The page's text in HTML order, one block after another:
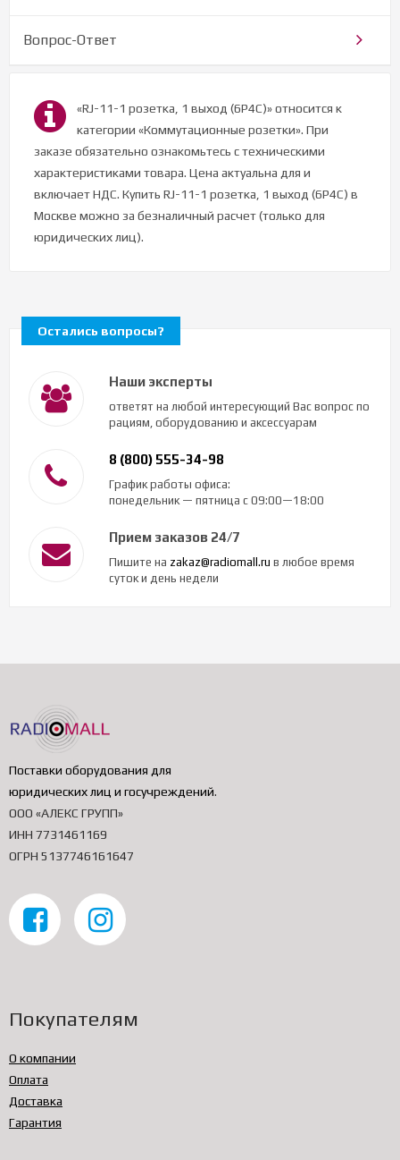
Вопрос-Ответ
«RJ-11-1 розетка, 1 выход (6Р4С)» относится к
категории «Коммутационные розетки». При
заказе обязательно ознакомьтесь с техническими
характеристиками товара. Цена актуальна для и
включает НДС. Купить RJ-11-1 розетка, 1 выход (6Р4С) в
Москве можно за безналичный расчет (только для
юридических лиц).
Остались вопросы?
Наши эксперты
ответят на любой интересующий Вас вопрос по
рациям, оборудованию и аксессуарам
8 (800) 555-34-98
График работы офиса:
понедельник — пятница с 09:00—18:00
Прием заказов 24/7
Пишите на zakaz@radiomall.ru в любое время
суток и день недели
Поставки оборудования для
юридических лиц и госучреждений.
ООО «АЛЕКС ГРУПП»
ИНН 7731461169
ОГРН 5137746161647
Покупателям
О компании
Оплата
Доставка
Гарантия